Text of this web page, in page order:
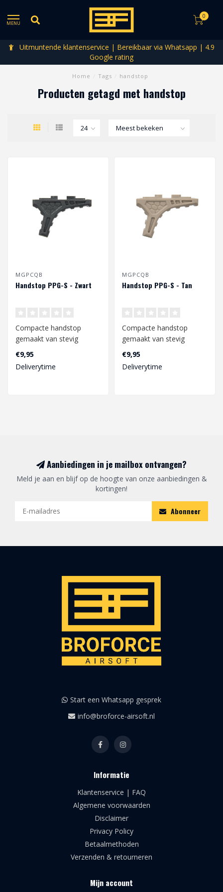
MENU
0
Uitmuntende klantenservice | Bereikbaar via Whatsapp | 4.9
Google rating
Home Tags handstop
Producten getagd met handstop
MGPCQB
Handstop PPG-S - Zwart
Compacte handstop
gemaakt van stevig
polymer en is geschikt
voor zowel Keymod al..
€9,95
Deliverytime
MGPCQB
Handstop PPG-S - Tan
Compacte handstop
gemaakt van stevig
polymer en is geschikt
voor zowel Keymod al..
€9,95
Deliverytime
Aanbiedingen in je mailbox ontvangen?
Meld je aan en blijf op de hoogte van onze aanbiedingen &
kortingen!
Abonneer
Start een Whatsapp gesprek
info@broforce-airsoft.nl
Informatie
Klantenservice | FAQ
Algemene voorwaarden
Disclaimer
Privacy Policy
Betaalmethoden
Verzenden & retourneren
Mijn account